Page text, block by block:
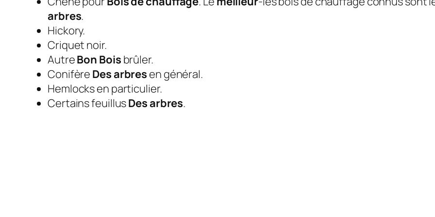
arbres.
Hickory.
Criquet noir.
AutreBon Bois brûler.
Conifère Des arbres en général.
Hemlocks en particulier.
Certains feuillusDes arbres.